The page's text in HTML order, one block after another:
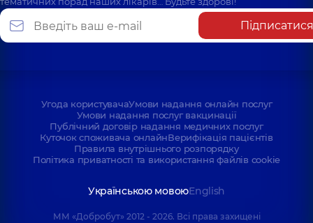
Підписатися
Угода користувачаУмови надання онлайн послуг
Умови надання послуг вакцинації
Публічний договір надання медичних послуг
Куточок споживача онлайнВерифікація пацієнтів
Правила внутрішнього розпорядку
Політика приватності та використання файлів cookie
Українською мовоюEnglish
ММ «Добробут» 2012 - 2026. Всі права захищені